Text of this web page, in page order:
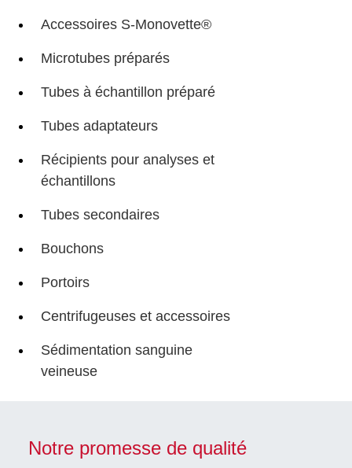
Accessoires S-Monovette®
Microtubes préparés
Tubes à échantillon préparé
Tubes adaptateurs
Récipients pour analyses et
échantillons
Tubes secondaires
Bouchons
Portoirs
Centrifugeuses et accessoires
Sédimentation sanguine
veineuse
Notre promesse de qualité